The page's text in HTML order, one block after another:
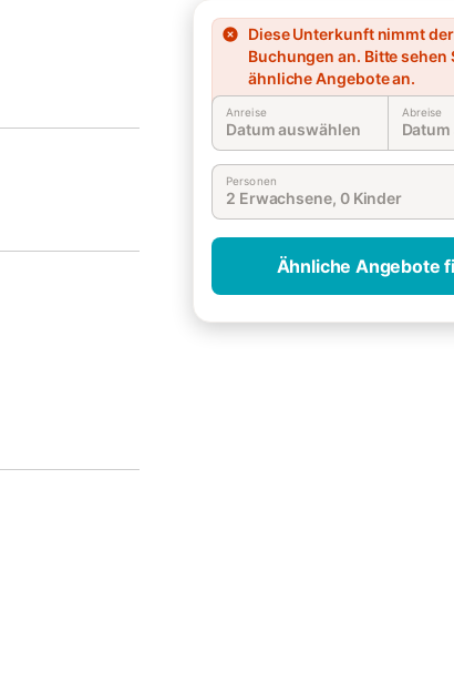
Diese Unterkunft nimmt
Buchungen an. Bitte sehen
ähnliche Angebote an.
Anreise
Datum auswählen
Abreise
Personen
2 Erwachsene, 0 Kinder
Ähnliche Angebote